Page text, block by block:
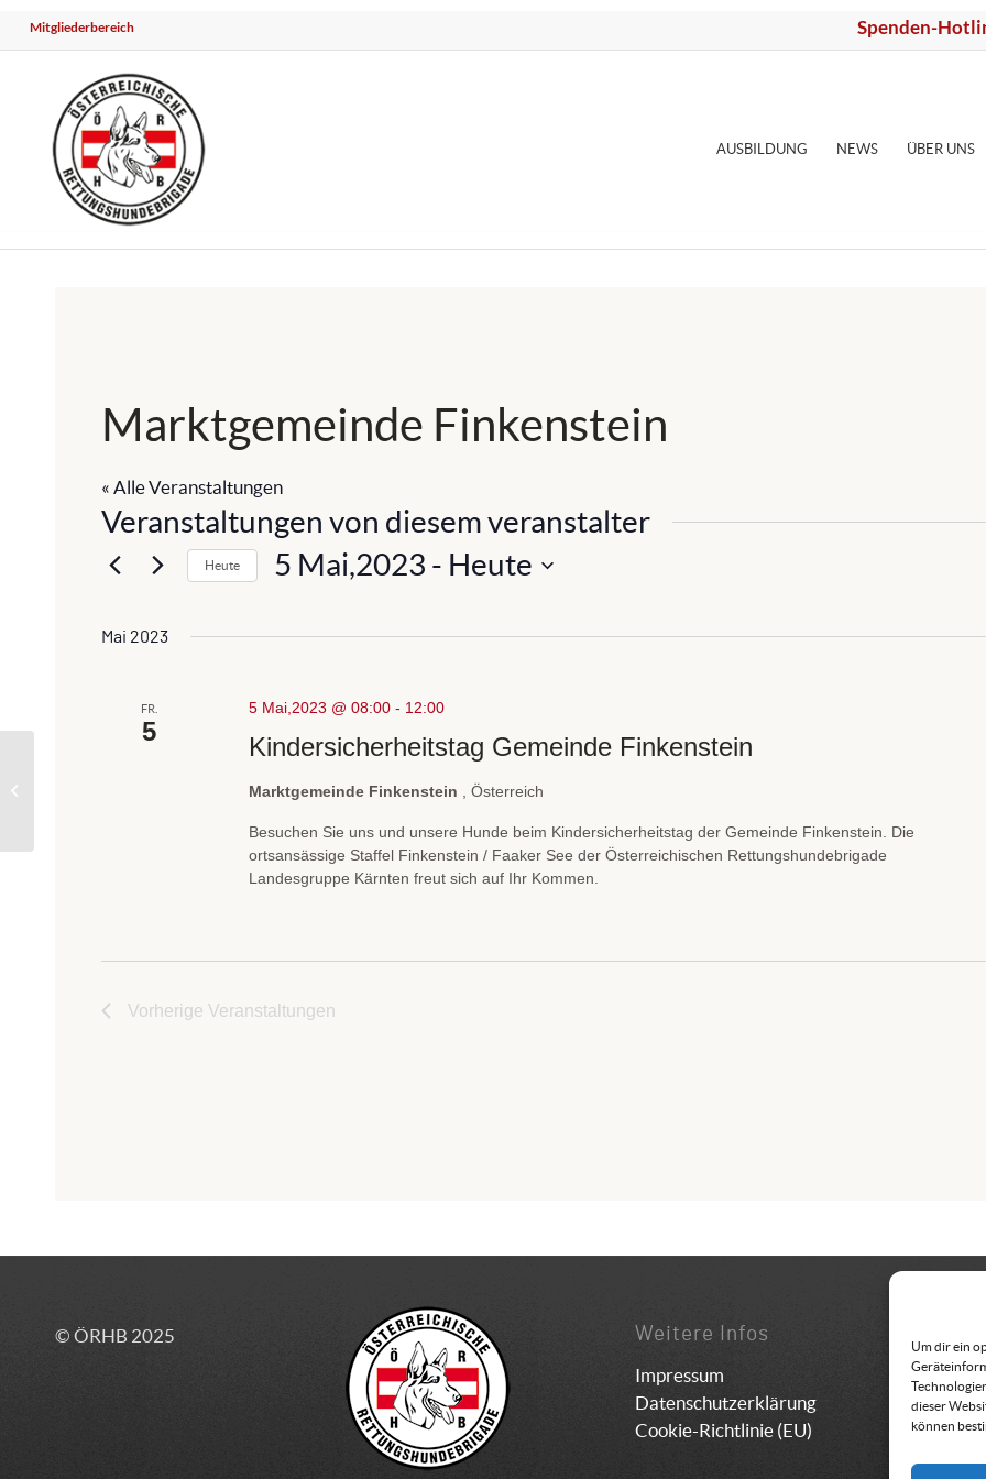
Um dir ein
dieser
können
Mitgliederbereich Spenden-
AUSBILDUNG NEWS ÜBER UNS
Marktgemeinde Finkenstein
« Alle Veranstaltungen
Veranstaltungen von diesem veranstalter
Heute 5 Mai,2023 - Heute
m
h
n
Mai 2023
FR.
5
Kindersicherheitstag Gemeinde Finkenstein
5 Mai,2023 @ 08:00 - 12:00
Marktgemeinde Finkenstein , Österreich
Besuchen Sie uns und unsere Hunde beim Kindersicherheitstag der Gemeinde Finkenstein. Die
ortsansässige Staffel Finkenstein / Faaker See der Österreichischen Rettungshundebrigade
Landesgruppe Kärnten freut sich auf Ihr Kommen.
Vorherige Veranstaltungen
© ÖRHB 2025
Weitere Infos
Impressum
Datenschutzerklärung
Cookie-Richtlinie (EU)
8962